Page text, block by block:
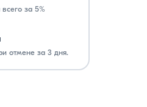
за 5%
отмене за 3 дня.